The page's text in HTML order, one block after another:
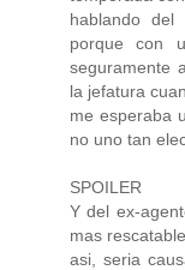
hablando
porque con
seguramente
la jefatura
me esperaba
no uno tan
SPOILER
Y del ex-
mas
asi, seria